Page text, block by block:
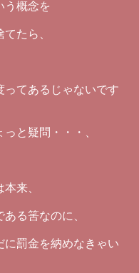
う概念を
てたら、
ってあるじゃないです
っと疑問・・・、
来、
ある筈なのに、
に罰金を納めなきゃい